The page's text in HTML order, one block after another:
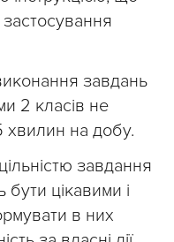
завдань
2 класів не
хвилин на добу.
завдання
цікавими і
в них